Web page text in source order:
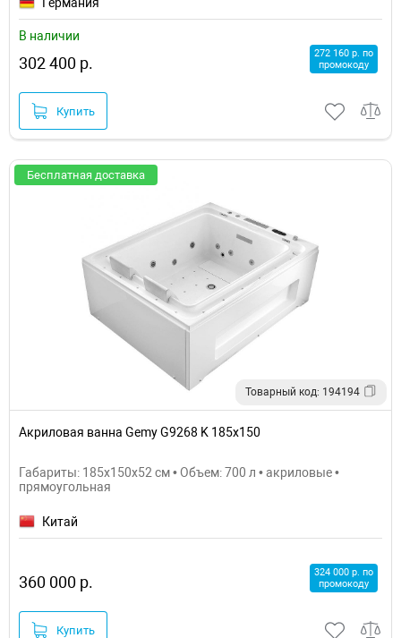
В наличии
302 400 р.
272 160 р. по
промокоду
Купить
Бесплатная доставка
Товарный код: 194194
Акриловая ванна Gemy G9268 K 185x150
Габариты: 185x150x52 см • Объем: 700 л • акриловые •
прямоугольная
Китай
360 000 р.
324 000 р. по
промокоду
Купить